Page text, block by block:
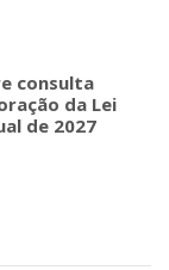
consulta
da Lei
de 2027